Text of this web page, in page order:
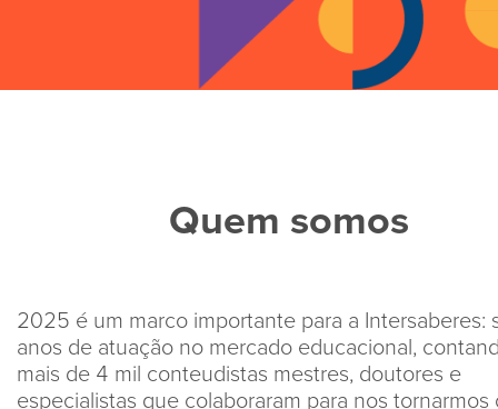
Quem somos
2025 é um marco importante para a Intersaberes:
anos de atuação no mercado educacional,
mais de 4 mil conteudistas mestres, doutores e
especialistas que colaboraram para nos tornarmos